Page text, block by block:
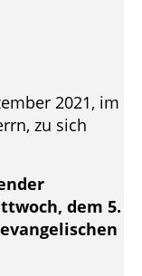
2021, im
zu sich
dem 5.
evangelischen